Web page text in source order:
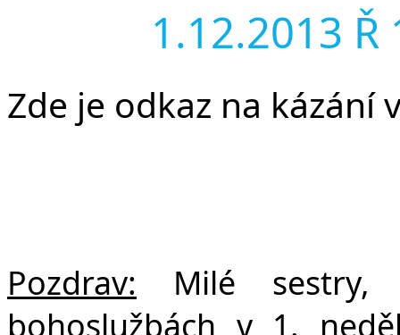
1.12.2013 Ř
Zde je odkaz na kázání
Pozdrav: Milé
bohoslužbách v 1.